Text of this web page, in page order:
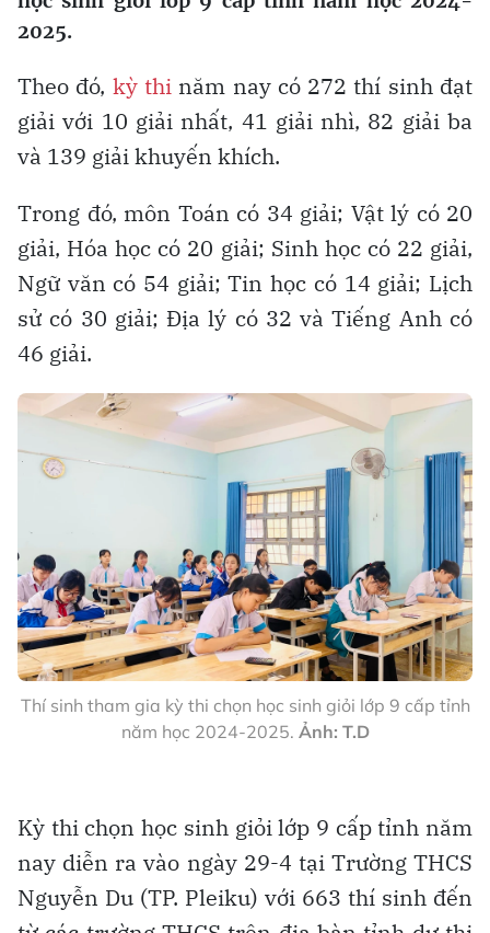
2025.
Theo đó, kỳ thinăm nay có 272 thí sinh đạt
giải với 10 giải nhất, 41 giải nhì, 82 giải ba
và 139 giải khuyến khích.
Trong đó, môn Toán có 34 giải; Vật lý có 20
giải, Hóa học có 20 giải; Sinh học có 22 giải,
Ngữ văn có 54 giải; Tin học có 14 giải; Lịch
sử có 30 giải; Địa lý có 32 và Tiếng Anh có
46 giải.
Thí sinh tham gia kỳ thi chọn học sinh giỏi lớp 9 cấp tỉnh
năm học 2024-2025. Ảnh: T.D
Kỳ thi chọn học sinh giỏi lớp 9 cấp tỉnh năm
nay diễn ra vào ngày 29-4 tại Trường THCS
Nguyễn Du (TP. Pleiku) với 663 thí sinh đến